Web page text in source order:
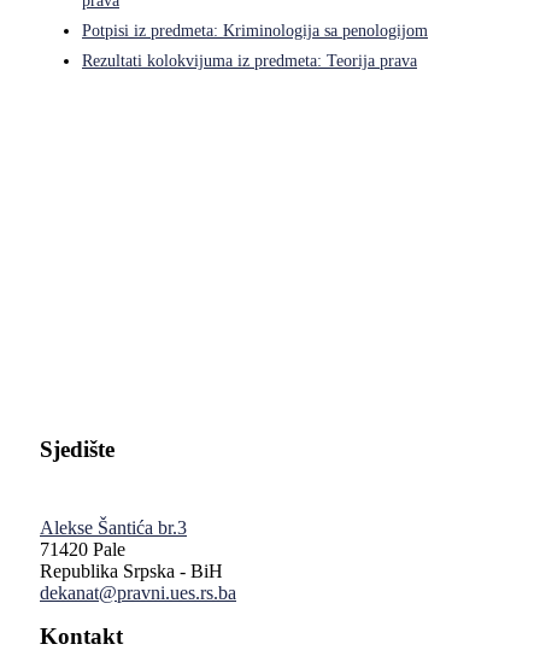
Potpisi iz predmeta: Kriminologija sa penologijom
Rezultati kolokvijuma iz predmeta: Teorija prava
Sjedište
Alekse Šantića br.3
71420 Pale
Republika Srpska - BiH
dekanat@pravni.ues.rs.ba
Kontakt